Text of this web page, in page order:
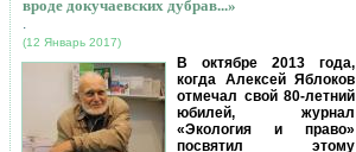
вроде докучаевских дубрав...»
.
(12 Январь 2017)
В октябре 2013 года,
когда Алексей Яблоков
отмечал свой 80-летний
юбилей, журнал
«Экология и право»
посвятил этому